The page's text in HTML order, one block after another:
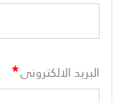
البريد الالكترونى*